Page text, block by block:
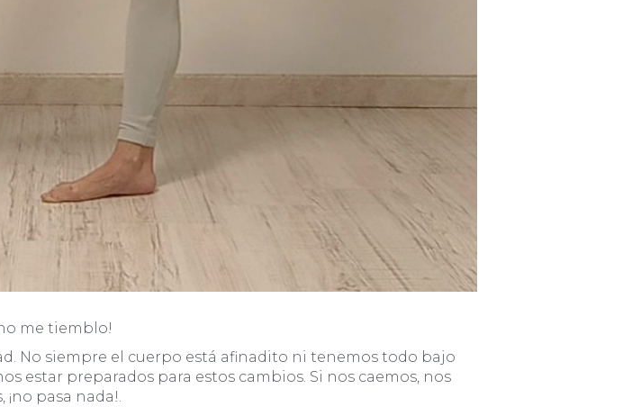
me tiemblo!
No siempre el cuerpo está afinadito ni tenemos todo bajo
estar preparados para estos cambios. Si nos caemos, nos
¡no pasa nada!.